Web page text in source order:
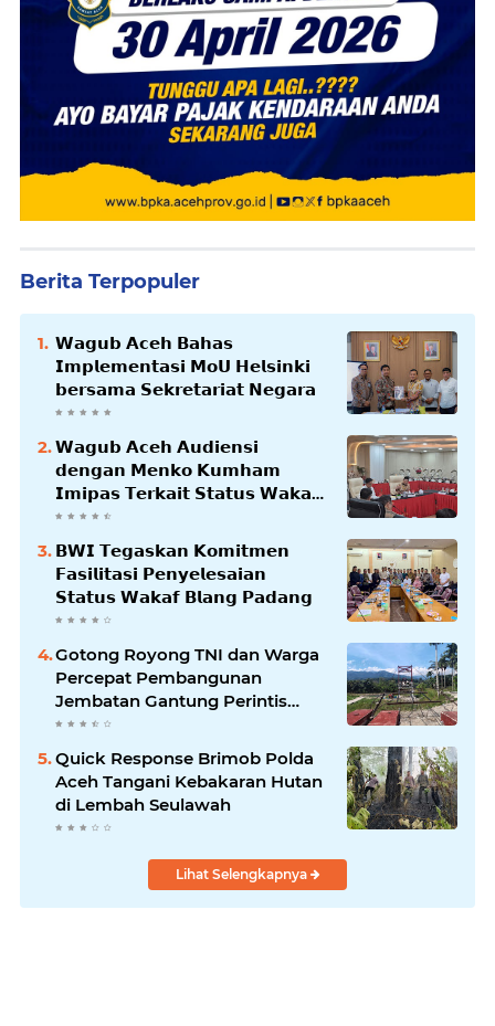
Berita Terpopuler
𝗪𝗮𝗴𝘂𝗯 𝗔𝗰𝗲𝗵 𝗕𝗮𝗵𝗮𝘀
𝗜𝗺𝗽𝗹𝗲𝗺𝗲𝗻𝘁𝗮𝘀𝗶 𝗠𝗼𝗨 𝗛𝗲𝗹𝘀𝗶𝗻𝗸𝗶
𝗯𝗲𝗿𝘀𝗮𝗺𝗮 𝗦𝗲𝗸𝗿𝗲𝘁𝗮𝗿𝗶𝗮𝘁 𝗡𝗲𝗴𝗮𝗿𝗮
𝗪𝗮𝗴𝘂𝗯 𝗔𝗰𝗲𝗵 𝗔𝘂𝗱𝗶𝗲𝗻𝘀𝗶
𝗱𝗲𝗻𝗴𝗮𝗻 𝗠𝗲𝗻𝗸𝗼 𝗞𝘂𝗺𝗵𝗮𝗺
𝗜𝗺𝗶𝗽𝗮𝘀 𝗧𝗲𝗿𝗸𝗮𝗶𝘁 𝗦𝘁𝗮𝘁𝘂𝘀 𝗪𝗮𝗸𝗮𝗳
𝗕𝗹𝗮𝗻𝗴𝗽𝗮𝗱𝗮𝗻𝗴
𝗕𝗪𝗜 𝗧𝗲𝗴𝗮𝘀𝗸𝗮𝗻 𝗞𝗼𝗺𝗶𝘁𝗺𝗲𝗻
𝗙𝗮𝘀𝗶𝗹𝗶𝘁𝗮𝘀𝗶 𝗣𝗲𝗻𝘆𝗲𝗹𝗲𝘀𝗮𝗶𝗮𝗻
𝗦𝘁𝗮𝘁𝘂𝘀 𝗪𝗮𝗸𝗮𝗳 𝗕𝗹𝗮𝗻𝗴 𝗣𝗮𝗱𝗮𝗻𝗴
Gotong Royong TNI dan Warga
Percepat Pembangunan
Jembatan Gantung Perintis
Kuta Ujung Aceh Tenggara
Quick Response Brimob Polda
Aceh Tangani Kebakaran Hutan
di Lembah Seulawah
Lihat Selengkapnya